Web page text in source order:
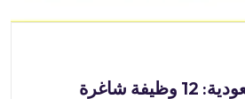
وظائف نون السعودية: 12 وظيفة شاغرة